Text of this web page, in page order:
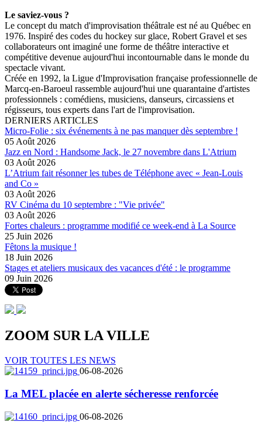
Le saviez-vous ?
Le concept du match d'improvisation théâtrale est né au Québec en
1976. Inspiré des codes du hockey sur glace, Robert Gravel et ses
collaborateurs ont imaginé une forme de théâtre interactive et
compétitive devenue aujourd'hui incontournable dans le monde du
spectacle vivant.
Créée en 1992, la Ligue d'Improvisation française professionnelle de
Marcq-en-Baroeul rassemble aujourd'hui une quarantaine d'artistes
professionnels : comédiens, musiciens, danseurs, circassiens et
régisseurs, tous experts dans l'art de l'improvisation.
DERNIERS ARTICLES
Micro-Folie : six événements à ne pas manquer dès septembre !
05 Août 2026
Jazz en Nord : Handsome Jack, le 27 novembre dans L'Atrium
03 Août 2026
L’Atrium fait résonner les tubes de Téléphone avec « Jean-Louis
and Co »
03 Août 2026
RV Cinéma du 10 septembre : "Vie privée"
03 Août 2026
Fortes chaleurs : programme modifié ce week-end à La Source
25 Juin 2026
Fêtons la musique !
18 Juin 2026
Stages et ateliers musicaux des vacances d'été : le programme
09 Juin 2026
ZOOM SUR LAVILLE
VOIR TOUTES LES NEWS
06-08-2026
La MEL placée en alerte sécheresse renforcée
06-08-2026